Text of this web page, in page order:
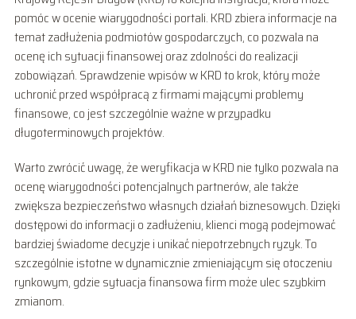
pomóc w ocenie wiarygodności portali. KRD zbiera informacje na
temat zadłużenia podmiotów gospodarczych, co pozwala na
ocenę ich sytuacji finansowej oraz zdolności do realizacji
zobowiązań. Sprawdzenie wpisów w KRD to krok, który może
uchronić przed współpracą z firmami mającymi problemy
finansowe, co jest szczególnie ważne w przypadku
długoterminowych projektów.
Warto zwrócić uwagę, że weryfikacja w KRD nie tylko pozwala na
ocenę wiarygodności potencjalnych partnerów, ale także
zwiększa bezpieczeństwo własnych działań biznesowych. Dzięki
dostępowi do informacji o zadłużeniu, klienci mogą podejmować
bardziej świadome decyzje i unikać niepotrzebnych ryzyk. To
szczególnie istotne w dynamicznie zmieniającym się otoczeniu
rynkowym, gdzie sytuacja finansowa firm może ulec szybkim
zmianom.